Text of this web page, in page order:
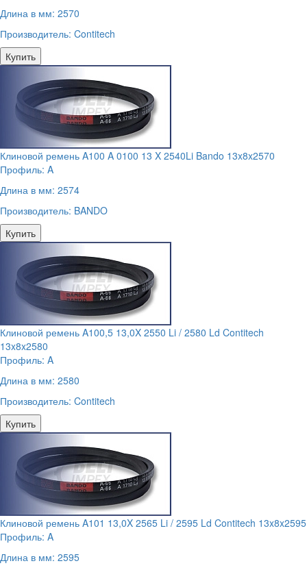
Длина в мм: 2570
Производитель: Contitech
Купить
Клиновой ремень A100 A 0100 13 X 2540Li Bando 13x8x2570
Профиль: A
Длина в мм: 2574
Производитель: BANDO
Купить
Клиновой ремень A100,5 13,0X 2550 Li / 2580 Ld Contitech
13x8x2580
Профиль: A
Длина в мм: 2580
Производитель: Contitech
Купить
Клиновой ремень A101 13,0X 2565 Li / 2595 Ld Contitech 13x8x2595
Профиль: A
Длина в мм: 2595